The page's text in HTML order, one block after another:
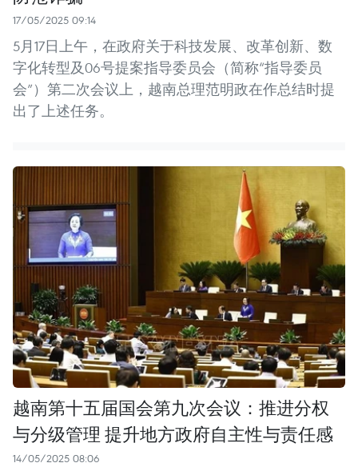
17/05/2025 09:14
5月17日上午，在政府关于科技发展、改革创新、数
字化转型及06号提案指导委员会（简称“指导委员
会”）第二次会议上，越南总理范明政在作总结时提
出了上述任务。
越南第十五届国会第九次会议：推进分权
与分级管理 提升地方政府自主性与责任感
14/05/2025 08:06